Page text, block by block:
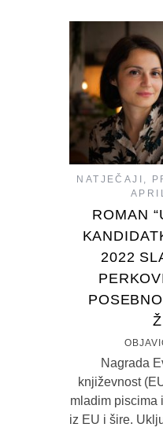
NATJEČAJI ,
ROMAN
2022
Nagrada
književnost
mladim piscima
iz EU i šire.